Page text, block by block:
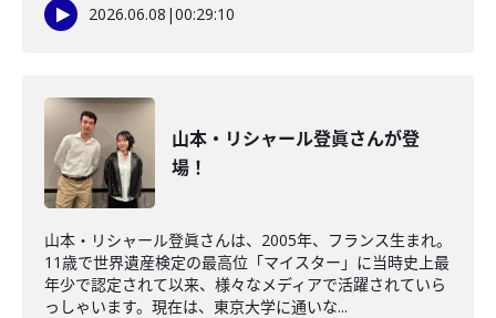
2026.06.08 |00:29:10
山本・リシャール登眞さんが登
場！
山本・リシャール登眞さんは、2005年、フランス生まれ。
11歳で世界遺産検定の最高位「マイスター」に当時史上最
年少で認定されて以来、様々なメディアで活躍されていら
っしゃいます。現在は、東京大学に通いな...